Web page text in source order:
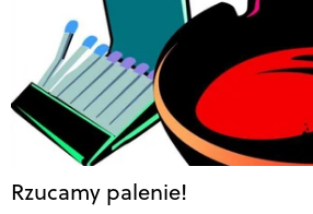
Rzucamy palenie!